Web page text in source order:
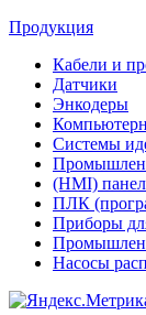
Продукция
Кабели и
Датчики
Энкодеры
Системы
(HMI)
ПЛК
Приборы
Насосы